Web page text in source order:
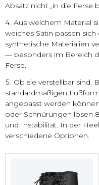
Absatz nicht „in die Ferse
Aus welchem Material
weiches Satin passen
synthetische Materialien
— besonders im Bereich
Ferse.
Ob sie verstellbar sind.
standardmäßigen
angepasst werden
oder Schnürungen lösen
und Instabilität. In der
verschiedene Optionen.